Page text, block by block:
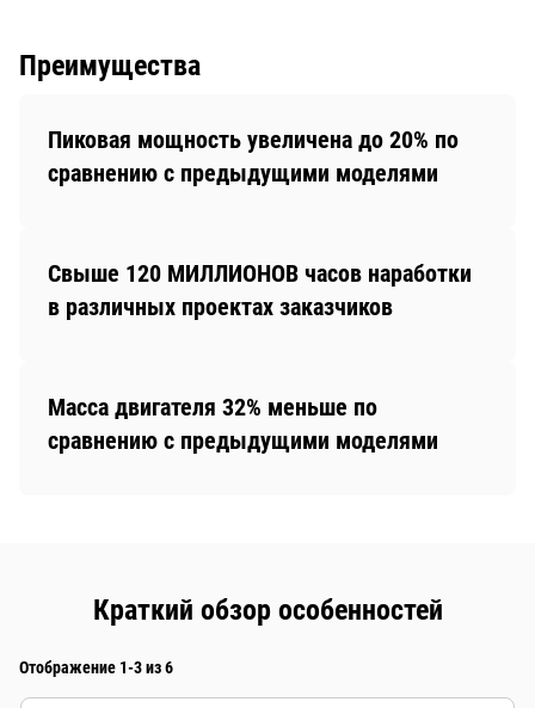
Преимущества
Пиковая мощность увеличена до 20% по
сравнению с предыдущими моделями
Свыше 120 МИЛЛИОНОВ часов наработки
в различных проектах заказчиков
Масса двигателя 32% меньше по
сравнению с предыдущими моделями
Краткий обзор особенностей
Отображение 1-3 из 6